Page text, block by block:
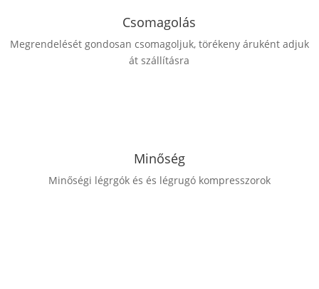
Csomagolás
Megrendelését gondosan csomagoljuk, törékeny áruként adjuk
át szállításra
Minőség
Minőségi légrgók és és légrugó kompresszorok